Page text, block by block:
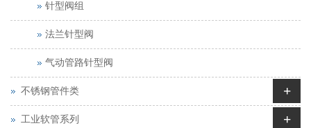
针型阀组
法兰针型阀
气动管路针型阀
不锈钢管件类 +
工业软管系列 +